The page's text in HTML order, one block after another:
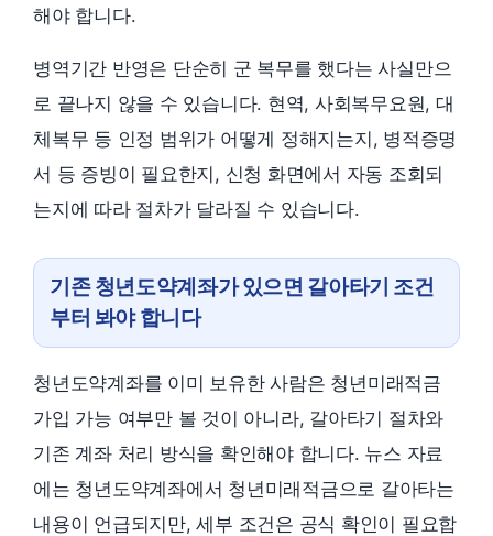
해야 합니다.
병역기간 반영은 단순히 군 복무를 했다는 사실만으
로 끝나지 않을 수 있습니다. 현역, 사회복무요원, 대
체복무 등 인정 범위가 어떻게 정해지는지, 병적증명
서 등 증빙이 필요한지, 신청 화면에서 자동 조회되
는지에 따라 절차가 달라질 수 있습니다.
기존 청년도약계좌가 있으면 갈아타기 조건
부터 봐야 합니다
청년도약계좌를 이미 보유한 사람은 청년미래적금
가입 가능 여부만 볼 것이 아니라, 갈아타기 절차와
기존 계좌 처리 방식을 확인해야 합니다. 뉴스 자료
에는 청년도약계좌에서 청년미래적금으로 갈아타는
내용이 언급되지만, 세부 조건은 공식 확인이 필요합